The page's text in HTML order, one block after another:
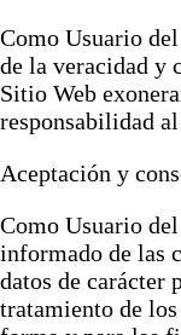
Como Usuario
de la veracidad y
Sitio Web
responsabilidad
Aceptación y
Como Usuario
informado de las
datos de carácter
tratamiento de